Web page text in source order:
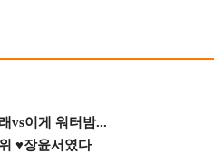
vs이게 워터밤...
♥장윤서였다